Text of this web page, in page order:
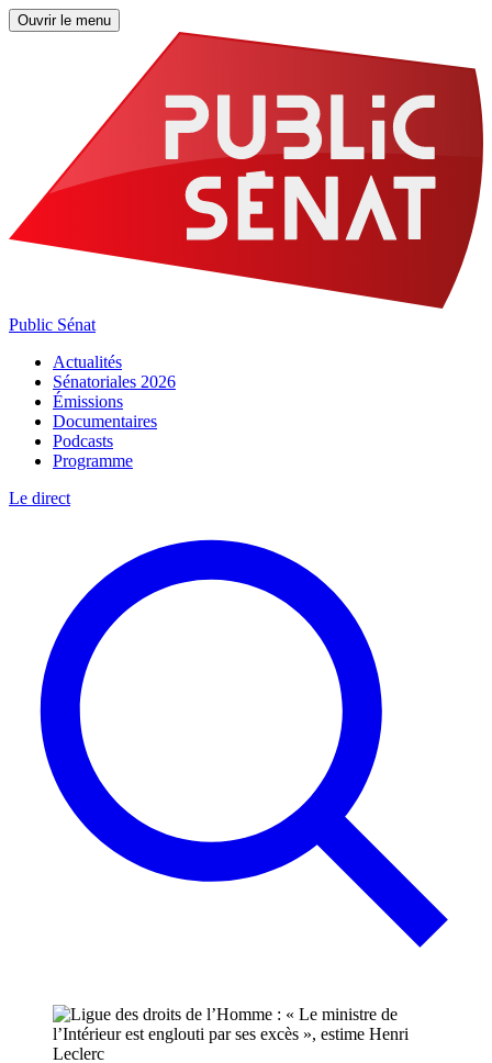
Ouvrir le menu
Public Sénat
Actualités
Sénatoriales 2026
Émissions
Documentaires
Podcasts
Programme
Le direct